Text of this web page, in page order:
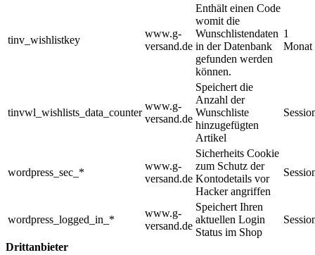
tinv_wishlistkey
www.g-
versand.de
Enthält einen Code
womit die
Wunschlistendaten
in der Datenbank
gefunden werden
können.
1
Monat
tinvwl_wishlists_data_counter
www.g-
versand.de
Speichert die
Anzahl der
Wunschliste
hinzugefügten
Artikel
wordpress_sec_*
www.g-
versand.de
Sicherheits Cookie
zum Schutz der
Kontodetails vor
Hacker angriffen
wordpress_logged_in_*
www.g-
versand.de
Speichert Ihren
aktuellen Login
Status im Shop
Drittanbieter